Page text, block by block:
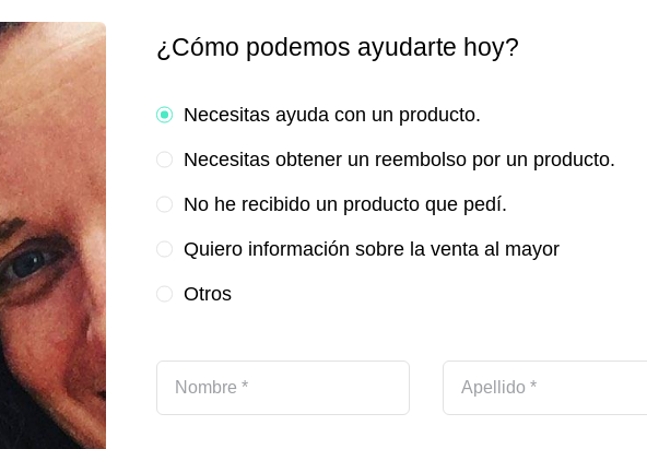
¿Cómo podemos ayudarte hoy?
Necesitas ayuda con un producto.
Necesitas obtener un reembolso por un producto.
No he recibido un producto que pedí.
Quiero información sobre la venta al mayor
Otros